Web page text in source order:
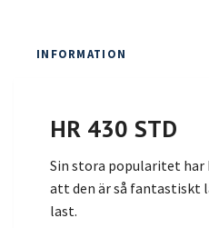
INFORMATION
HR 430 STD
Sin stora popularitet har
att den är så fantastiskt
last.